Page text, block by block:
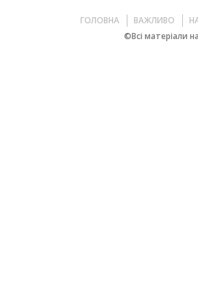
ГОЛОВНА ВАЖЛИВО
©Всі матеріали